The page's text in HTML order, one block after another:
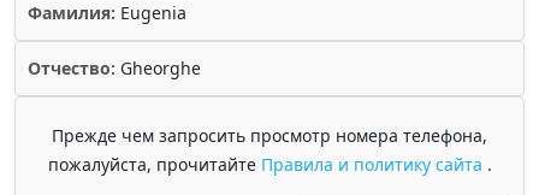
Фамилия: Eugenia
Отчество: Gheorghe
Прежде чем запросить просмотр номера телефона,
пожалуйста, прочитайте Правила и политику сайта .